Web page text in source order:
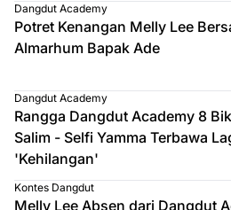
Dangdut Academy
Potret Kenangan Melly Lee
Almarhum Bapak Ade
Dangdut Academy
Rangga Dangdut Academy 8
Salim - Selfi Yamma Terbawa
'Kehilangan'
Kontes Dangdut
Melly Lee Absen dari Dangdut